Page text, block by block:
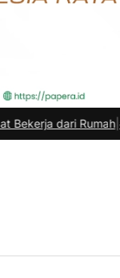
dari Rumah|#3 -